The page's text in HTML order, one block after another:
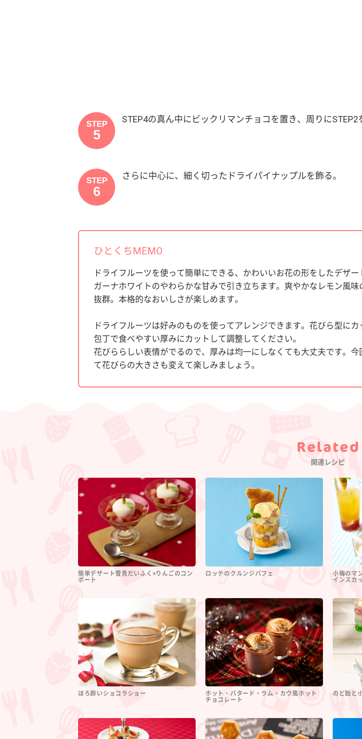
STEP
5
STEP4の真ん中にビックリマンチョコを置き、周りにSTEP2
STEP
6
さらに中心に、細く切ったドライパイナップルを飾る。
ひとくちMEMO
ドライフルーツを使って簡単にできる、かわいいお花の形をしたデザ
ガーナホワイトのやわらかな甘みで引き立ちます。爽やかなレモン風
抜群。本格的なおいしさが楽しめます。
ドライフルーツは好みのものを使ってアレンジできます。花びら型に
包丁で食べやすい厚みにカットして調整してください。
花びららしい表情がでるので、厚みは均一にしなくても大丈夫です。
て花びらの大きさも変えて楽しみましょう。
Category
関連レシピ
簡単デザート雪見だいふく×りんごのコン
ポート
ロッテのクルンジパフェ
小梅のマ
インスカ
ほろ酔いショコラショー
ホット・バタード・ラム・カウ風ホット
チョコレート
のど飴と